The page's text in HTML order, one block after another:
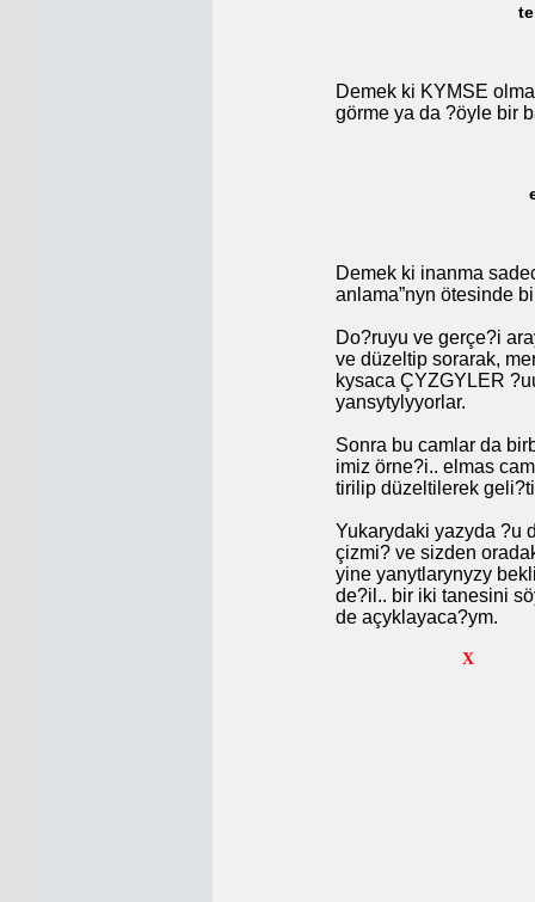
Demek ki KYMSE
görme ya da ?öyle bir
Demek ki inanma
anlama”nyn ötesinde
Do?ruyu ve gerçe?i
ve düzeltip sorarak,
kysaca ÇYZGYLER
yansytylyyorlar.
Sonra bu camlar da
imiz örne?i.. elmas
tirilip düzeltilerek
Yukarydaki yazyda ?u
çizmi? ve sizden
yine yanytlarynyzy
de?il.. bir iki tanesini
de açyklayaca?ym.
X